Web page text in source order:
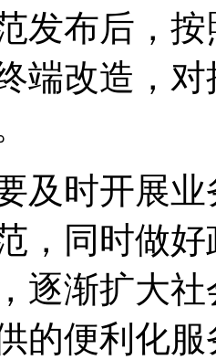
发布后，
端改造，
及时开展
，同时做
逐渐扩大
的便利化